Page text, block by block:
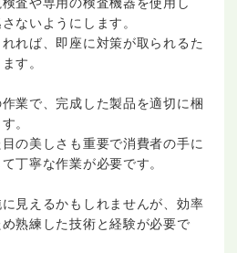
ないようにします。
れば、即座に対策が取られるた
す。
業で、完成した製品を適切に梱
。
の美しさも重要で消費者の手に
丁寧な作業が必要です。
見えるかもしれませんが、効率
熟練した技術と経験が必要で